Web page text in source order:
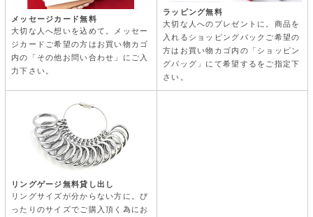
メッセージカード無料
大切な人へ想いを込めて。メッセー
ジカードご希望の方はお買い物カゴ
内の「その他お問い合わせ」にご入
力下さい。
ラッピング無料
大切な人へのプレゼントに。商品を
入れるショッピングバックご希望の
方はお買い物カゴ内の「ショッピン
グバッグ」にて希望するをご指定下
さい。
リングゲージ無料貸し出し
リングサイズが分からない方に。ぴ
ったりのサイズでご購入頂く為にお